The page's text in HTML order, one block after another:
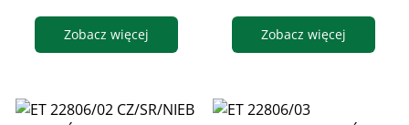
Zobacz więcej Zobacz więcej